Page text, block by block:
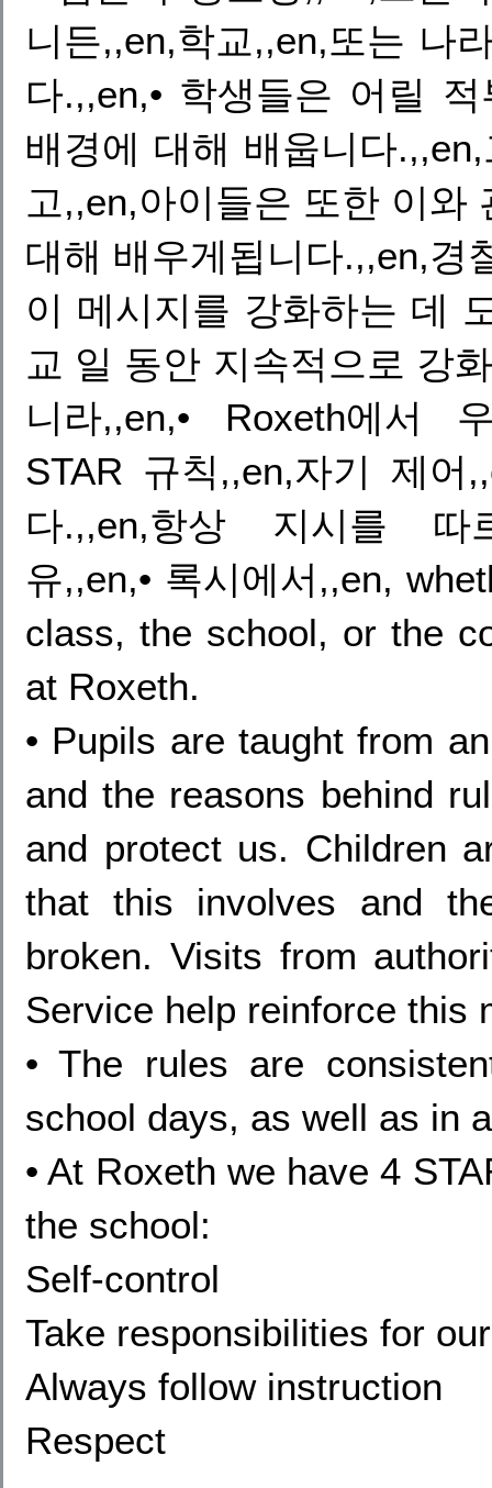
니든,,en,학교,,en,또는 나
다.,,en,• 학생들은 어릴
배경에 대해 배웁니다
고,,en,아이들은 또한 이와
대해 배우게됩니다.,,en,경
이 메시지를 강화하는 데
교 일 동안 지속적으로 강
니라,,en,• Roxeth에서
STAR 규칙,,en,자기 제어
다.,,en,항상 지시를 따
유,,en,• 록시에서,,en,
class, the school, or the
at Roxeth.
• Pupils are taught from
and the reasons behind
and protect us. Children
that this involves and
broken. Visits from
Service help reinforce this
• The rules are
school days, as well as in
• At Roxeth we have 4
the school:
Self-control
Take responsibilities for
Always follow instruction
Respect